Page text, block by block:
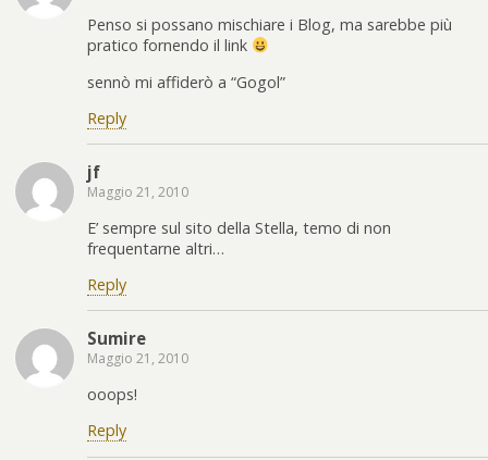
Penso si possano mischiare i Blog, ma sarebbe più
pratico fornendo il link
sennò mi affiderò a “Gogol”
Reply
jf
Maggio 21, 2010
E’ sempre sul sito della Stella, temo di non
frequentarne altri…
Reply
Sumire
Maggio 21, 2010
ooops!
Reply